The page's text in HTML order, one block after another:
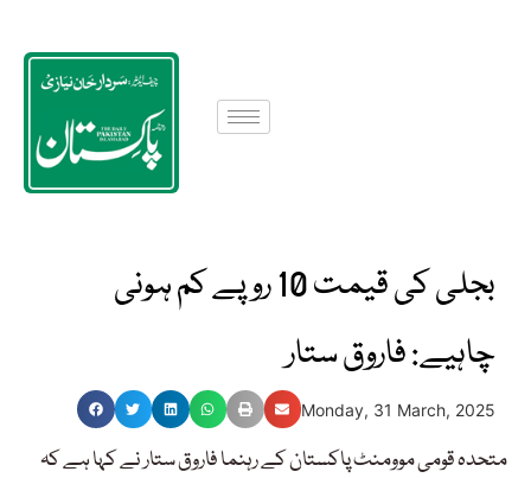
بجلی کی قیمت 10 روپے کم ہونی
چاہیے: فاروق ستار
Monday, 31 March, 2025
متحدہ قومی موومنٹ پاکستان کے رہنما فاروق ستار نے کہا ہے کہ